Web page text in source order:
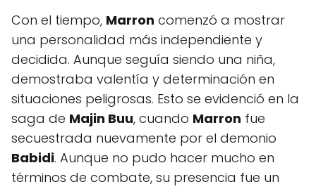
Con el tiempo, Marron comenzó a mostrar
una personalidad más independiente y
decidida. Aunque seguía siendo una niña,
demostraba valentía y determinación en
situaciones peligrosas. Esto se evidenció en la
saga de Majin Buu, cuando Marron fue
secuestrada nuevamente por el demonio
Babidi. Aunque no pudo hacer mucho en
términos de combate, su presencia fue un